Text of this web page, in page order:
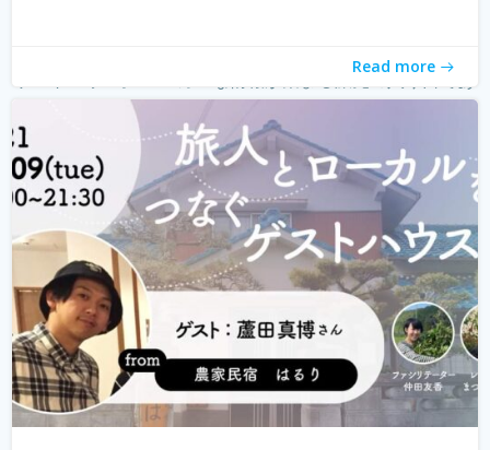
Read more
ゲストハウス。 ローカルな情報が集まる旅先の入り口であ
り、自分とは異なる価値観の人と気軽に出会える交流の
場。 しかし、コロナウィルスの影響で、交流できるゲスト
ハウスに実際に行けることが少なくなり、寂しく感じてい
る旅人もたくさんいらっしゃると... 続きを読む